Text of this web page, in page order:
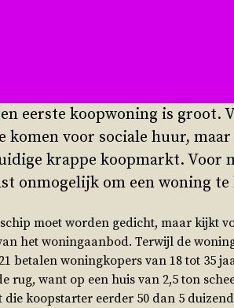
eerste koopwoning is groot.
voor sociale huur,
krappe koopmarkt. Voor
onmogelijk om een woning te
moet worden gedicht, maar kijkt
het woningaanbod. Terwijl de
betalen woningkopers van 18 tot 35
rug, want op een huis van 2,5 ton
koopstarter eerder 50 dan 5